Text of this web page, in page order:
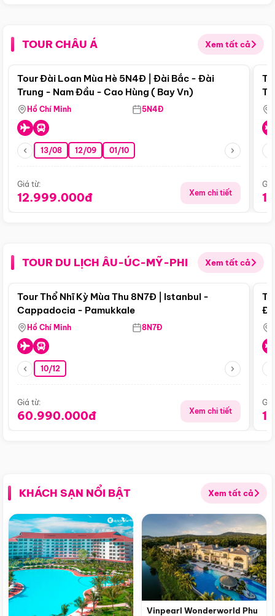
TOUR CHÂU Á Xem tất cả
Điểm nổi bật
Tour Đài Loan Mùa Hè 5N4Đ | Đài Bắc - Đài
Trung - Nam Đầu - Cao Hùng ( Bay Vn)
Hồ Chí Minh 5N4Đ
13/08 12/09 01/10
Giá từ:
12.999.000đ Xem chi tiết
TOUR DU LỊCH ÂU-ÚC-MỸ-PHI Xem tất cả
Điểm nổi bật
Tour Thổ Nhĩ Kỳ Mùa Thu 8N7Đ | Istanbul -
Cappadocia - Pamukkale
Hồ Chí Minh 8N7Đ
10/12
Giá từ:
60.990.000đ Xem chi tiết
KHÁCH SẠN NỔI BẬT Xem tất cả
Vinpearl Wonderworld Phu